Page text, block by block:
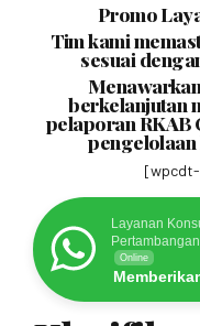
Promo
Tim kami
sesuai
berkelanjutan
pelaporan RKAB
[wpcdt-
Layanan
Pertambangan
Online